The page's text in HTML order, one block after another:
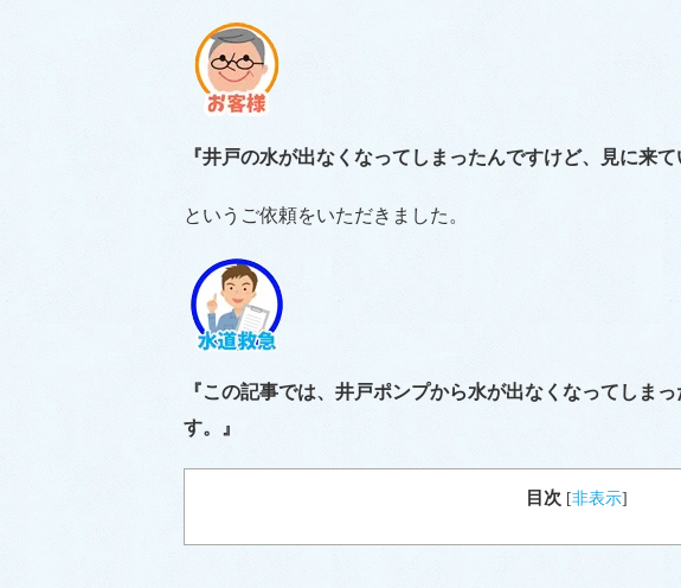
『井戸の水が出なくなってしまったんですけど、見に来て
というご依頼をいただきました。
『この記事では、井戸ポンプから水が出なくなってしま
す。』
目次 [非表示]